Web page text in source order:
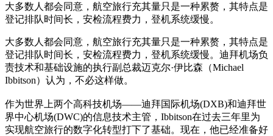
大多数人都会同意，航空旅行充其量只是一种累赘，其特点是
登记排队时间长，安检流程费力，登机系统缓慢。
大多数人都会同意，航空旅行充其量只是一种累赘，其特点是
登记排队时间长，安检流程费力，登机系统缓慢。迪拜机场负
责技术和基础设施的执行副总裁迈克尔·伊比森（Michael
Ibbitson）认为，不必这样做。
作为世界上两个高科技机场——迪拜国际机场(DXB)和迪拜世
界中心机场(DWC)的信息技术主管，Ibbitson在过去三年里为
实现航空旅行的数字化转型打下了基础。现在，他已经准备好